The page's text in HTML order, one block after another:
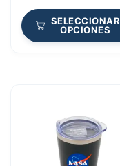
SELECCIONAR
OPCIONES